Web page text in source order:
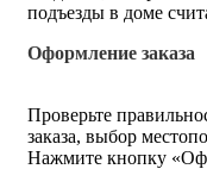
подъезды в доме
Оформление заказа
Проверьте
заказа, выбор
Нажмите кнопку